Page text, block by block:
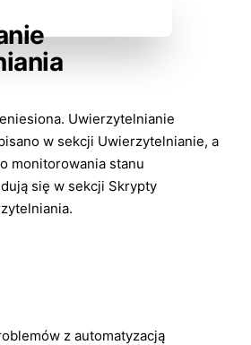
Uwierzytelnianie
w sekcji Uwierzytelnianie, a
monitorowania stanu
się w sekcji Skrypty
.
z automatyzacją